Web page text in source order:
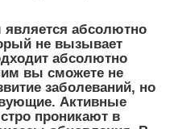
абсолютно
не вызывает
абсолютно
вы сможете не
заболеваний, но
Активные
проникают в